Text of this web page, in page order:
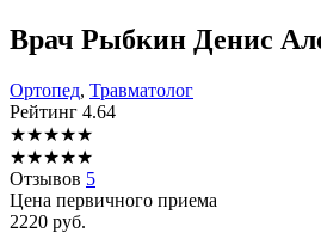
Врач Рыбкин Денис
Ортопед, Травматолог
Рейтинг 4.64
★★★★★
★★★★★
Отзывов 5
Цена первичного приема
2220 руб.